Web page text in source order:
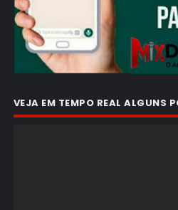
VEJA EM TEMPO REAL ALGUNS